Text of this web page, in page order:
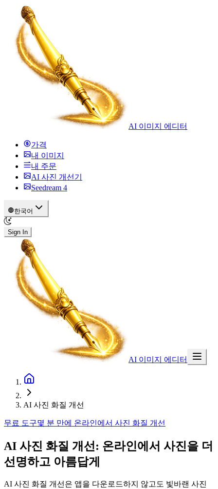
AI 이미지 에디터
가격
내 이미지
내 주문
AI 사진 개선기
Seedream 4
한국어
Sign In
AI 이미지 에디터
AI 사진 화질 개선
무료 도구몇 분 만에 온라인에서 사진 화질 개선
AI 사진 화질 개선: 온라인에서 사진을 더
선명하고 아름답게
AI 사진 화질 개선은 앱을 다운로드하지 않고도 빛바랜 사진